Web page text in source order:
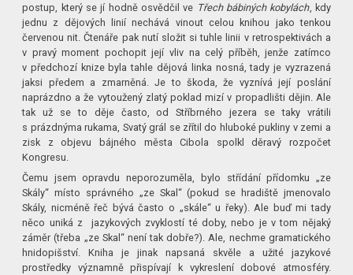
postup, který se jí hodně osvědčil ve Třech bábiných kobylách, kdy
jednu z dějových linií nechává vinout celou knihou jako tenkou
červenou nit. Čtenáře pak nutí složit si tuhle linii v retrospektivách a
v pravý moment pochopit její vliv na celý příběh, jenže zatímco
v předchozí knize byla tahle dějová linka nosná, tady je vyzrazená
jaksi předem a zmarněná. Je to škoda, že vyznívá její poslání
naprázdno a že vytoužený zlatý poklad mizí v propadlišti dějin. Ale
tak už se to děje často, od Stříbrného jezera se taky vrátili
s prázdnýma rukama, Svatý grál se zřítil do hluboké pukliny v zemi a
zisk z objevu bájného města Cibola spolkl děravý rozpočet
Kongresu.
Čemu jsem opravdu neporozuměla, bylo střídání přídomku „ze
Skály“ místo správného „ze Skal“ (pokud se hradiště jmenovalo
Skály, nicméně řeč bývá často o „skále“ u řeky). Ale buď mi tady
něco uniká z jazykových zvyklostí té doby, nebo je v tom nějaký
záměr (třeba „ze Skal“ není tak dobře?). Ale, nechme gramatického
hnidopišství. Kniha je jinak napsaná skvěle a užité jazykové
prostředky významně přispívají k vykreslení dobové atmosféry.